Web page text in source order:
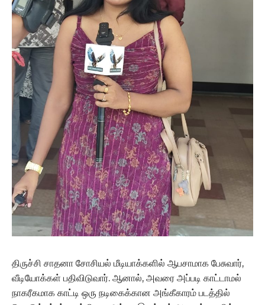
திருச்சி சாதனா சோசியல் மீடியாக்களில் ஆபசாமாக பேசுவார்,
வீடியோக்கள் பதிவிடுவார். ஆனால், அவரை அப்படி காட்டாமல்
நாகரீகமாக காட்டி ஒரு நடிகைக்கான அங்கீகாரம் படத்தில்